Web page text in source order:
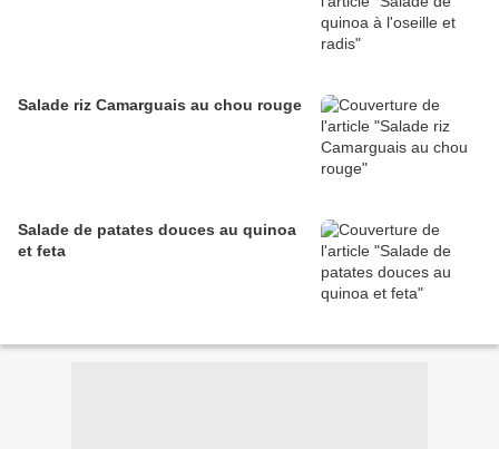
Salade riz Camarguais au chou rouge
Salade de patates douces au quinoa
et feta